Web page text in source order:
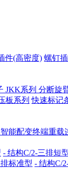
件(高密度) 螺钉
JKK系列 分断旋
板系列 快速标记
能配变终端重载
- 结构C/2-三排短
标准型 - 结构C/